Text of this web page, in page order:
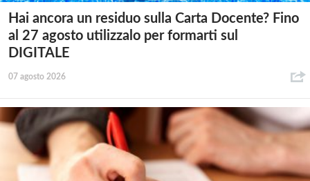
Hai ancora un residuo sulla Carta Docente? Fino
al 27 agosto utilizzalo per formarti sul
DIGITALE
07 agosto 2026